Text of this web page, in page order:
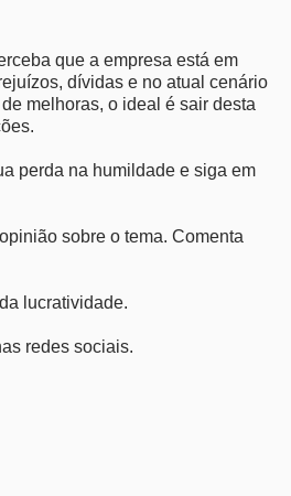
que a empresa está em
dívidas e no atual cenário
melhoras, o ideal é sair desta
perda na humildade e siga em
sobre o tema. Comenta
lucratividade.
redes sociais.